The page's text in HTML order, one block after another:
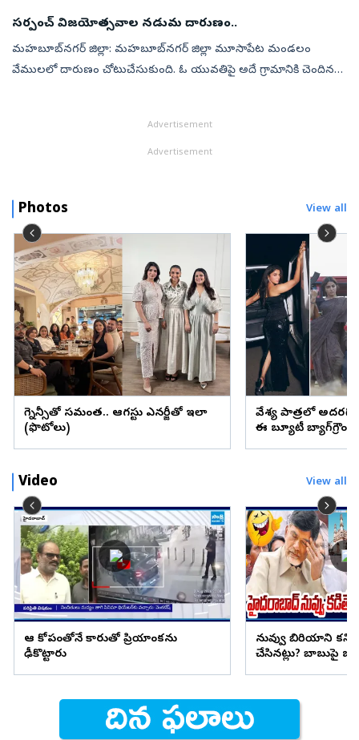
సర్పంచ్‌ విజయోత్సవాల నడుమ దారుణం..
మహబూబ్‌నగర్‌ జిల్లా: మహబూబ్‌నగర్‌ జిల్లా మూసాపేట మండలం
వేములలో దారుణం చోటుచేసుకుంది. ఓ యువతిపై అదే గ్రామానికి చెందిన
Advertisement
Advertisement
Photos View all
ప్రెగ్నెన్సీతో సమంత.. ఆగస్టు ఎనర్జీతో ఇలా
(ఫొటోలు)
వేశ్య పాత్రలో
ఈ బ్యూటీ
Video View all
ఆ కోపంతోనే కారుతో ప్రియాంకను
ఢీకొట్టారు
నువ్వు బిరియాని
చేసినట్లు? బాబుపై